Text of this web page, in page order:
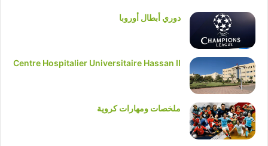
دوري أبطال أوروبا
Centre Hospitalier Universitaire Hassan II
ملخصات ومهارات كروية